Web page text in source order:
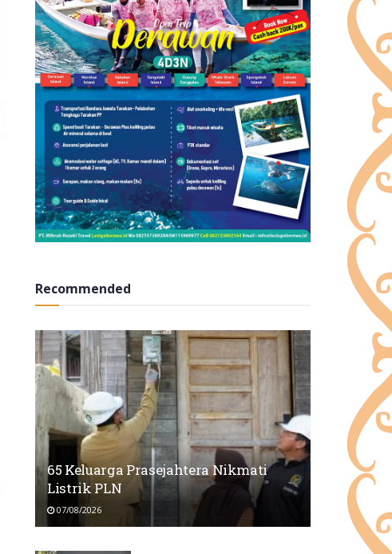
Recommended
65 Keluarga Prasejahtera Nikmati
Listrik PLN
07/08/2026